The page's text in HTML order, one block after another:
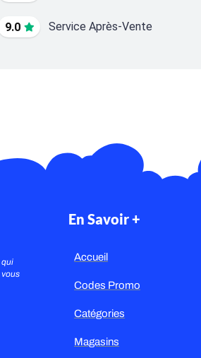
9.0 Service Après-Vente
qui
En Savoir +
Accueil
Codes Promo
Catégories
Magasins